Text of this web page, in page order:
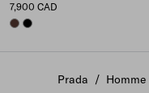
7,900 CAD
COFFEEBLACK
Prada / Homme